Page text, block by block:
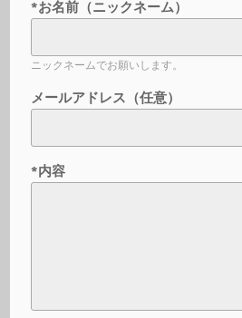
*お名前（ニックネーム）
ニックネームでお願いします。
メールアドレス（任意）
*内容